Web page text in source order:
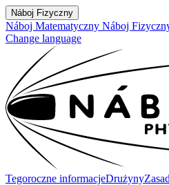
Náboj Fizyczny
Náboj Matematyczny Náboj
Change language
Tegoroczne informacjeDrużyny